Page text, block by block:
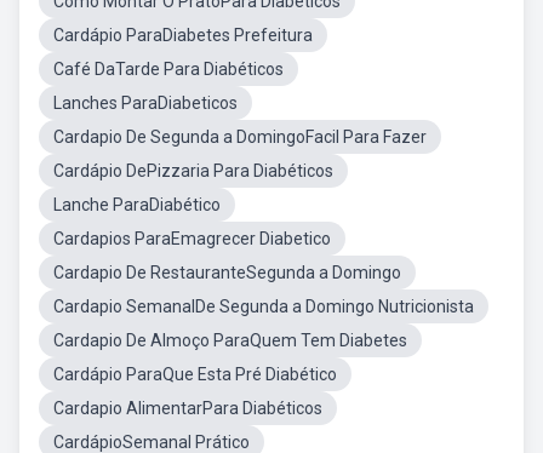
Cardápio ParaDiabetes Prefeitura
Café DaTarde Para Diabéticos
Lanches ParaDiabeticos
Cardapio De Segunda a DomingoFacil Para Fazer
Cardápio DePizzaria Para Diabéticos
Lanche ParaDiabético
Cardapios ParaEmagrecer Diabetico
Cardapio De RestauranteSegunda a Domingo
Cardapio SemanalDe Segunda a Domingo Nutricionista
Cardapio De Almoço ParaQuem Tem Diabetes
Cardápio ParaQue Esta Pré Diabético
Cardapio AlimentarPara Diabéticos
CardápioSemanal Prático